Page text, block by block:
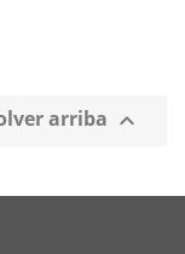
arriba 